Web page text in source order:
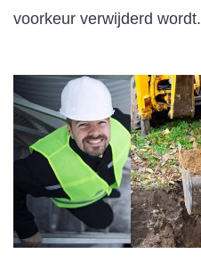
voorkeur verwijderd wordt.